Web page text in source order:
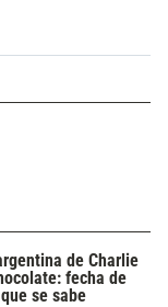
de Charlie
fecha de
se sabe